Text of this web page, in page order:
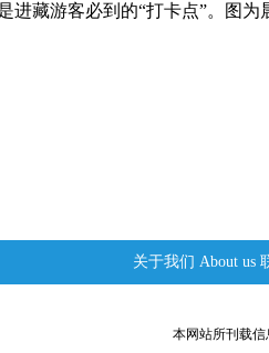
进藏游客必到的“打卡点”。图
关于我们 About us
本网站所刊载